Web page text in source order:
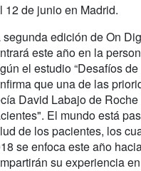
12 de junio en Madrid.
segunda edición de On
este año en la
el estudio “Desafíos
que una de las
David Labajo de
El mundo está
de los pacientes, los
se enfoca este año
su experiencia